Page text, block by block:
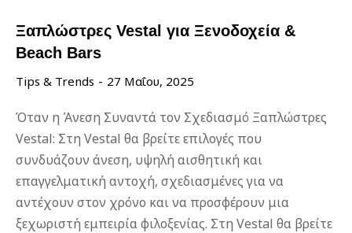
Ξαπλώστρες Vestal για Ξενοδοχεία &
Beach Bars
Tips & Trends 27 Μαΐου, 2025
Όταν η Άνεση Συναντά τον Σχεδιασμό Ξαπλώστρες
Vestal: Στη Vestal θα βρείτε επιλογές που
συνδυάζουν άνεση, υψηλή αισθητική και
επαγγελματική αντοχή, σχεδιασμένες για να
αντέχουν στον χρόνο και να προσφέρουν μια
ξεχωριστή εμπειρία φιλοξενίας. Στη Vestal θα βρείτε